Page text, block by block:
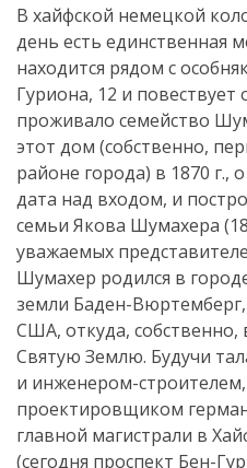
В хайфской немецкой
день есть единственная
находится рядом с
Гуриона, 12 и повествует
проживало семейство
этот дом (собственно,
районе города) в 1870 г.,
дата над входом, и
семьи Якова Шумахера
уважаемых
Шумахер родился в
земли Баден-
США, откуда, собственно,
Святую Землю. Будучи
и инженером-
проектировщиком
главной магистрали в
(сегодня проспект Бен-